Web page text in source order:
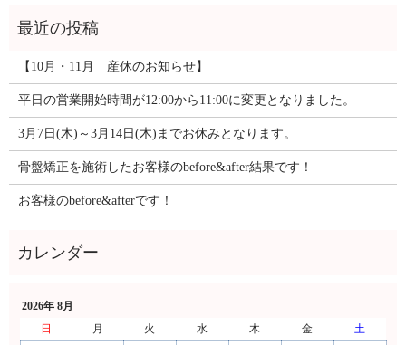
【10月・11月 産休のお知らせ】
平日の営業開始時間が12:00から11:00に変更となりました。
3月7日(木)～3月14日(木)までお休みとなります。
骨盤矯正を施術したお客様のbefore&after結果です！
お客様のbefore&afterです！
2026年 8月
日
月 火 水 木 金
土